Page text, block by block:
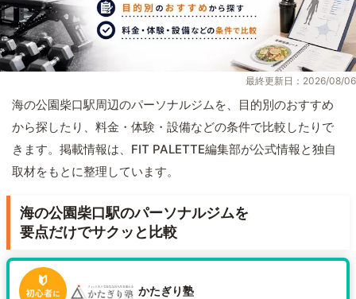
最終更新日：2026/08/06
海の公園柴口駅周辺のパーソナルジムを、目的別のおすすめ
から探したり、料金・体験・設備などの条件で比較したりで
きます。掲載情報は、FIT PALETTE編集部が公式情報と独自
取材をもとに整理しています。
海の公園柴口駅のパーソナルジムを
要点だけでサクッと比較
かたぎり塾